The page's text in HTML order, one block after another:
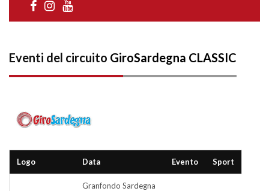
Eventi del circuito GiroSardegna CLASSIC
Logo Data Evento Sport
Granfondo Sardegna